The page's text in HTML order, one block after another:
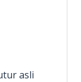
asli